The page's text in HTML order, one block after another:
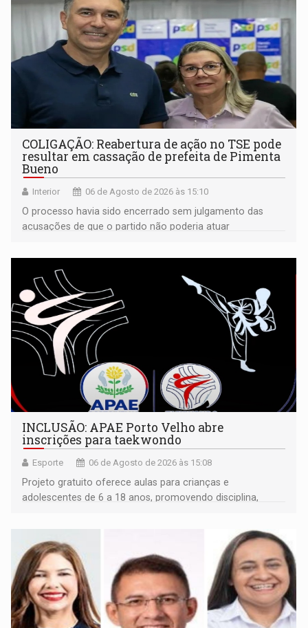
COLIGAÇÃO: Reabertura de ação no TSE pode
resultar em cassação de prefeita de Pimenta
Bueno
Interior 06 de Agosto de 2026 às 15:10
O processo havia sido encerrado sem julgamento das
acusações de que o partido não poderia atuar
INCLUSÃO: APAE Porto Velho abre
inscrições para taekwondo
Esporte 06 de Agosto de 2026 às 15:08
Projeto gratuito oferece aulas para crianças e
adolescentes de 6 a 18 anos, promovendo disciplina,